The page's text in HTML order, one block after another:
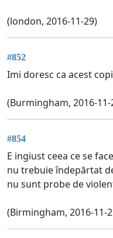
(london, 2016-11-29)
#852
Imi doresc ca acest
(Burmingham, 2016-11-
#854
E ingiust ceea ce se
nu trebuie îndepărtat
nu sunt probe de
(Birmingham, 2016-11-